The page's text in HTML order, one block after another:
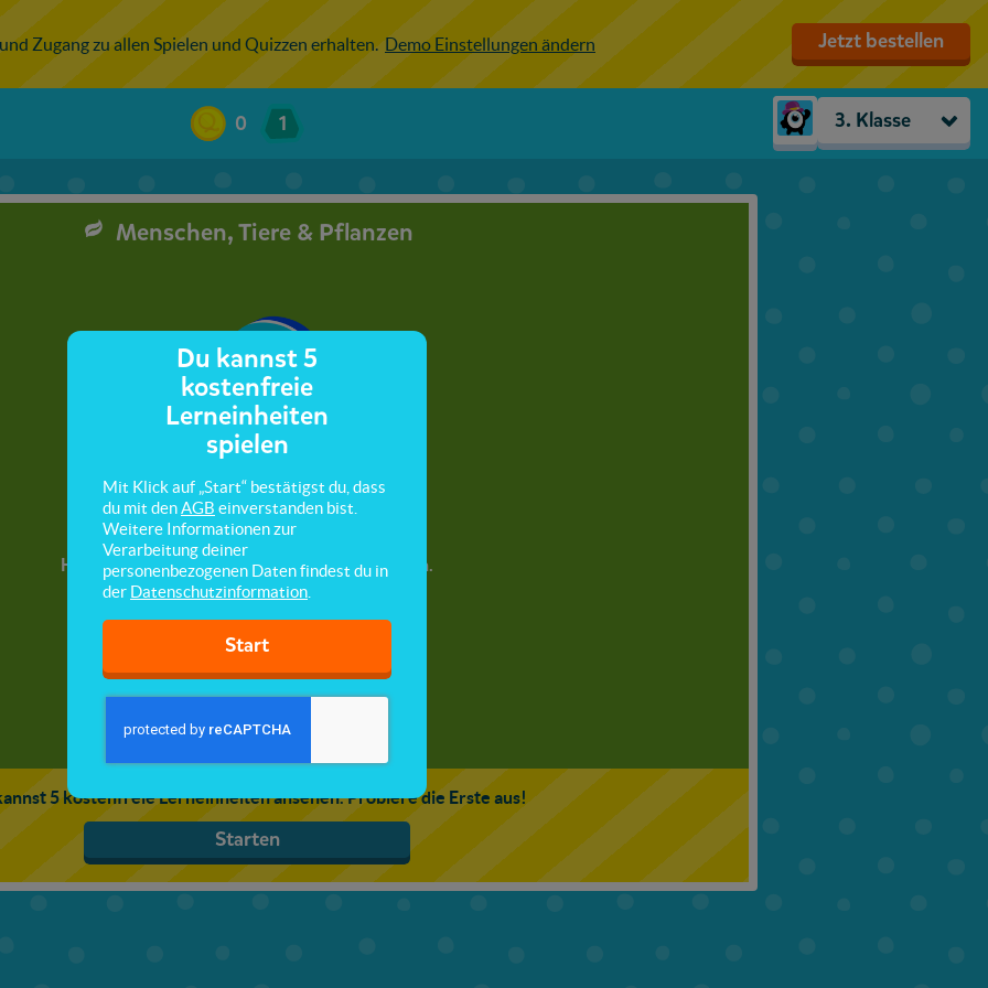
Zugang zu allen Spielen und Quizzen erhalten. Demo Einstellungen ändern Jetzt bestellen
0 1 3. Klasse
Menschen, Tiere & Pflanzen
Hören
Hier lernst du das Sinnesorgan „Ohren“ kennen.
5 kostenfreie Lerneinheiten ansehen. Probiere die Erste aus!
Starten
Du kannst 5
kostenfreie
Lerneinheiten
spielen
Mit Klick auf „Start“ bestätigst du, dass
du mit denAGB einverstanden bist.
Weitere Informationen zur
Verarbeitung deiner
personenbezogenen Daten findest du in
der Datenschutzinformation
Start